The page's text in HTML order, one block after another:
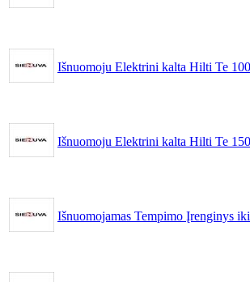
Išnuomoju Elektrini kalta Hilti Te
Išnuomoju Elektrini kalta Hilti Te
Išnuomojamas Tempimo Įrenginys